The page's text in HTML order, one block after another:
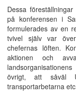
Dessa
på konferensen i
formulerades av en
tvivel själv var
chefernas löften.
aktionen och
övrigt, att såväl
transportarbetarna